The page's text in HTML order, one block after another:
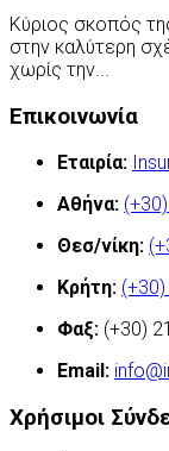
Κύριος σκοπός
στην καλύτερη
χωρίς την...
Επικοινωνία
Εταιρία:
Αθήνα:
Θεσ/νίκη:
Κρήτη:
Φαξ: (+30)
Email:
Χρήσιμοι